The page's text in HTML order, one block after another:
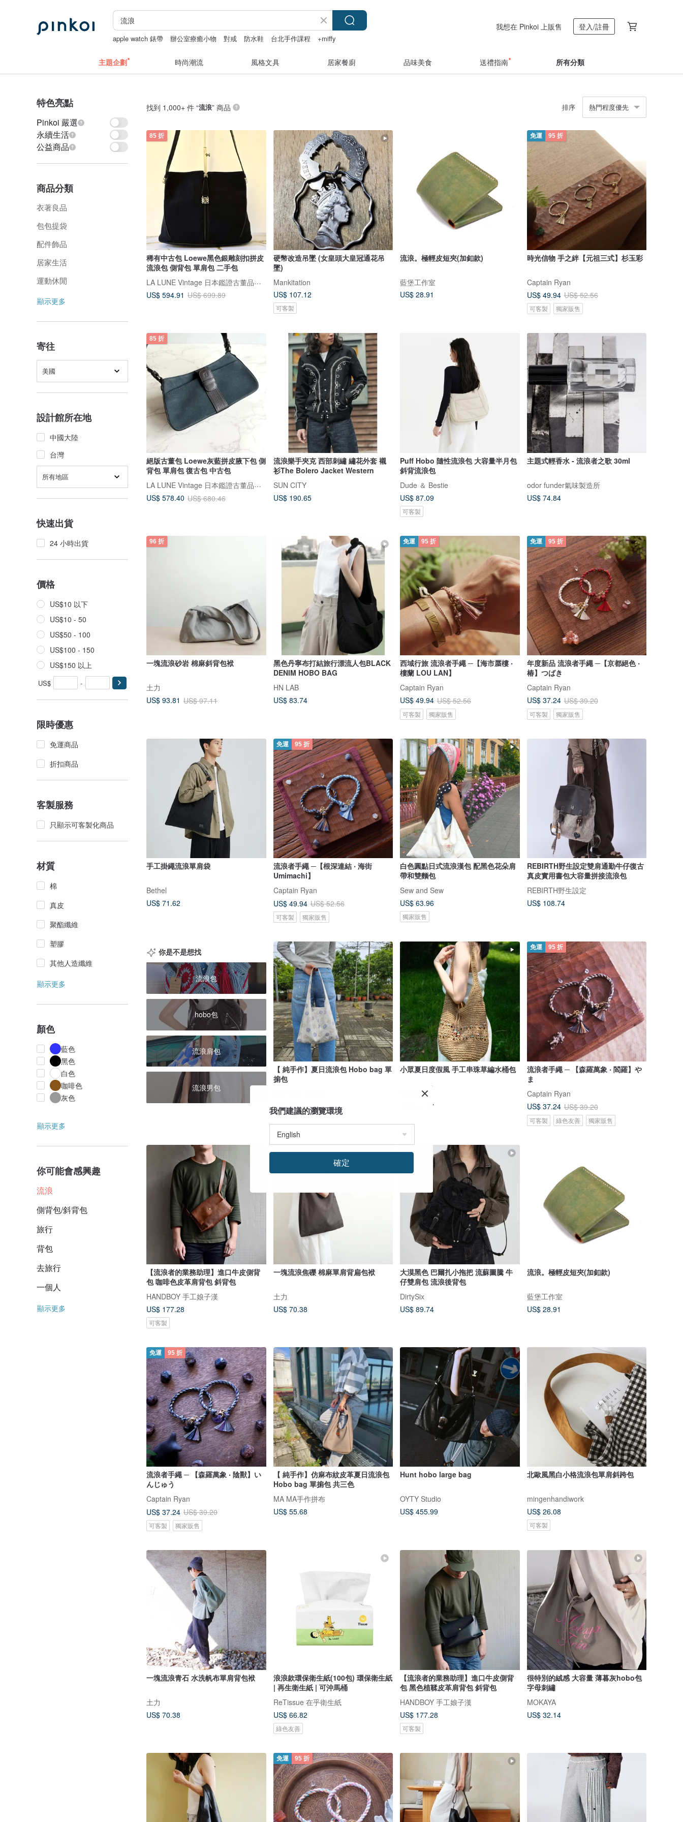
apple watch 錶帶 辦公室療癒小物 對戒 防水鞋 台北手作課程
+miffy
我想在 Pinkoi 上販售 登入/註冊
主題企劃 時尚潮流 風格文具 居家餐廚 品味美食 送禮指南 所有分類
特色亮點
Pinkoi 嚴選
永續生活
公益商品
商品分類
衣著良品
包包提袋
配件飾品
居家生活
運動休閒
顯示更多
寄往
美國
設計館所在地
中國大陸
台灣
所有地區
快速出貨
24 小時出貨
價格
US$10 以下
US$10 - 50
US$50 - 100
US$100 - 150
US$150 以上
US$ -
限時優惠
免運商品
折扣商品
客製服務
只顯示可客製化商品
材質
棉
真皮
聚酯纖維
塑膠
其他人造纖維
顯示更多
顏色
藍色
黑色
白色
咖啡色
灰色
顯示更多
你可能會感興趣
流浪
側背包/斜背包
旅行
背包
去旅行
一個人
顯示更多
找到 1,000+ 件 “流浪” 商品 排序 熱門程度優先
85 折
稀有中古包 Loewe黑色銀雕刻扣拼皮
流浪包 側背包 單肩包 二手包
LA LUNE Vintage 日本鑑證古董品選物店
US$ 594.91 US$ 699.89
硬幣改造吊墜 (女皇頭大皇冠通花吊
墜)
Mankitation
US$ 107.12
可客製
流浪。極輕皮短夾(加釦款)
藍堡工作室
US$ 28.91
免運 95 折
時光信物 手之絆【元祖三式】杉玉彩
Captain Ryan
US$ 49.94 US$ 52.56
可客製 獨家販售
85 折
絕版古董包 Loewe灰藍拼皮腋下包 側
背包 單肩包 復古包 中古包
LA LUNE Vintage 日本鑑證古董品選物店
US$ 578.40 US$ 680.46
流浪樂手夾克 西部刺繡 繡花外套 襯
衫The Bolero Jacket Western
SUN CITY
US$ 190.65
Puff Hobo 隨性流浪包 大容量半月包
斜背流浪包
Dude ＆ Bestie
US$ 87.09
可客製
主題式輕香水 - 流浪者之歌 30ml
odor funder氣味製造所
US$ 74.84
96 折
一塊流浪砂岩 棉麻斜背包袱
土力
US$ 93.81 US$ 97.11
黑色丹寧布打結旅行漂流人包BLACK
DENIM HOBO BAG
HN LAB
US$ 83.74
免運 95 折
西域行旅 流浪者手繩 ─【海市蜃樓 ‧
樓蘭 LOU LAN】
Captain Ryan
US$ 49.94 US$ 52.56
可客製 獨家販售
免運 95 折
年度新品 流浪者手繩 ─【京都絕色 ‧
椿】つばき
Captain Ryan
US$ 37.24 US$ 39.20
可客製 獨家販售
手工掛繩流浪單肩袋
Bethel
US$ 71.62
免運 95 折
流浪者手繩 ─【根深連結 ‧ 海街
Umimachi】
Captain Ryan
US$ 49.94 US$ 52.56
可客製 獨家販售
白色圓點日式流浪漢包 配黑色花朵肩
帶和雙麵包
Sew and Sew
US$ 63.96
獨家販售
REBIRTH野生設定雙肩通勤牛仔復古
真皮實用書包大容量拼接流浪包
REBIRTH野生設定
US$ 108.74
你是不是想找
流浪包
hobo包
流浪肩包
流浪男包
【 純手作】夏日流浪包 Hobo bag 單
掮包
US$ 39.65
小眾夏日度假風 手工串珠草編水桶包
MOKAYA
US$ 44.27
免運 95 折
流浪者手繩 ─ 【森羅萬象 ‧ 閻羅】や
ま
Captain Ryan
US$ 37.24 US$ 39.20
可客製 綠色友善 獨家販售
【流浪者的業務助理】進口牛皮側背
包 咖啡色皮革肩背包 斜背包
HANDBOY 手工娘子漢
US$ 177.28
可客製
一塊流浪焦礫 棉麻單肩背扁包袱
土力
US$ 70.38
大漠黑色 巴爾扎小拖把 流蘇圖騰 牛
仔雙肩包 流浪後背包
DirtySix
US$ 89.74
流浪。極輕皮短夾(加釦款)
藍堡工作室
US$ 28.91
免運 95 折
流浪者手繩 ─ 【森羅萬象 ‧ 陰獸】い
んじゅう
Captain Ryan
US$ 37.24 US$ 39.20
可客製 獨家販售
【 純手作】仿麻布紋皮革夏日流浪包
Hobo bag 單掮包 共三色
MA MA手作拼布
US$ 55.68
Hunt hobo large bag
OYTY Studio
US$ 455.99
北歐風黑白小格流浪包單肩斜跨包
mingenhandiwork
US$ 26.08
可客製
一塊流浪青石 水洗帆布單肩背包袱
土力
US$ 70.38
浪浪款環保衛生紙(100包) 環保衛生紙
| 再生衛生紙 | 可沖馬桶
ReTissue 在乎衛生紙
US$ 66.82
綠色友善
【流浪者的業務助理】進口牛皮側背
包 黑色植鞣皮革肩背包 斜背包
HANDBOY 手工娘子漢
US$ 177.28
可客製
很特別的絨感 大容量 薄暮灰hobo包
字母刺繡
MOKAYA
US$ 32.14
免運 95 折
我們建議的瀏覽環境
確定